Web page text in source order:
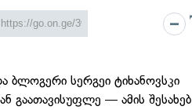
ბლოგერი სერგეი ტიხანოვსკი
გაათავისუფლე — ამის შესახებ